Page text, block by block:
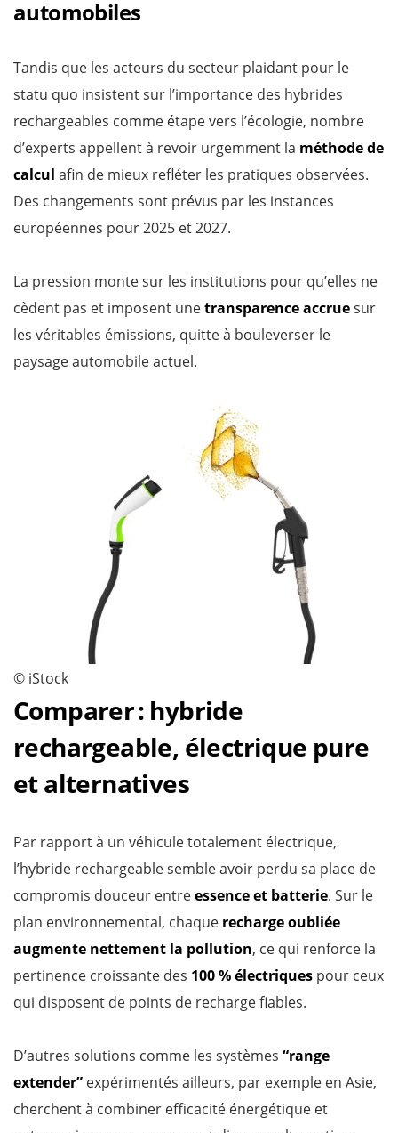
automobiles
Tandis que les acteurs du secteur plaidant pour le
statu quo insistent sur l’importance des hybrides
rechargeables comme étape vers l’écologie, nombre
d’experts appellent à revoir urgemment la méthode de
calcul afin de mieux refléter les pratiques observées.
Des changements sont prévus par les instances
européennes pour 2025 et 2027.
La pression monte sur les institutions pour qu’elles ne
cèdent pas et imposent unetransparence accruesur
les véritables émissions, quitte à bouleverser le
paysage automobile actuel.
© iStock
Comparer : hybride
rechargeable, électrique pure
et alternatives
Par rapport à un véhicule totalement électrique,
l’hybride rechargeable semble avoir perdu sa place de
compromis douceur entreessence et batterie. Sur le
plan environnemental, chaque recharge oubliée
augmente nettement la pollution, ce qui renforce la
pertinence croissante des 100 % électriques pour ceux
qui disposent de points de recharge fiables.
D’autres solutions comme les systèmes “range
extender” expérimentés ailleurs, par exemple en Asie,
cherchent à combiner efficacité énergétique et